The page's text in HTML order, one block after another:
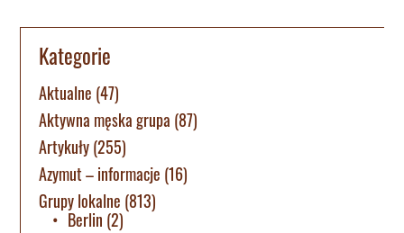
Kategorie
Aktualne (47)
Aktywna męska grupa (87)
Artykuły(255)
Azymut – informacje (16)
Grupy lokalne (813)
Berlin (2)